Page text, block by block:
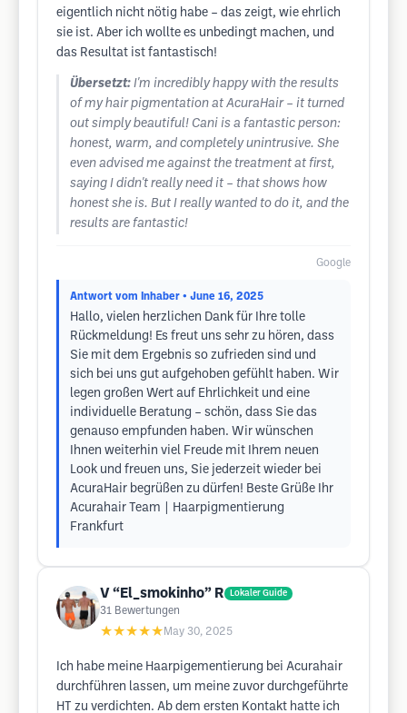
eigentlich nicht nötig habe – das zeigt, wie ehrlich
sie ist. Aber ich wollte es unbedingt machen, und
das Resultat ist fantastisch!
Übersetzt: I'm incredibly happy with the results
of my hair pigmentation at AcuraHair – it turned
out simply beautiful! Cani is a fantastic person:
honest, warm, and completely unintrusive. She
even advised me against the treatment at first,
saying I didn't really need it – that shows how
honest she is. But I really wanted to do it, and the
results are fantastic!
Google
Antwort vom Inhaber • June 16, 2025
Hallo, vielen herzlichen Dank für Ihre tolle
Rückmeldung! Es freut uns sehr zu hören, dass
Sie mit dem Ergebnis so zufrieden sind und
sich bei uns gut aufgehoben gefühlt haben. Wir
legen großen Wert auf Ehrlichkeit und eine
individuelle Beratung – schön, dass Sie das
genauso empfunden haben. Wir wünschen
Ihnen weiterhin viel Freude mit Ihrem neuen
Look und freuen uns, Sie jederzeit wieder bei
AcuraHair begrüßen zu dürfen! Beste Grüße Ihr
Acurahair Team | Haarpigmentierung
Frankfurt
V “El_smokinho” R Lokaler Guide
31 Bewertungen
★★★★★ May 30, 2025
Ich habe meine Haarpigementierung bei Acurahair
durchführen lassen, um meine zuvor durchgeführte
HT zu verdichten. Ab dem ersten Kontakt hatte ich